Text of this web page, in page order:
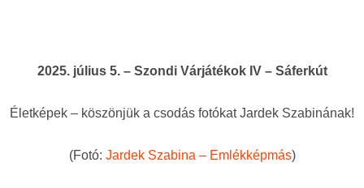
2025. július 5. – Szondi Várjátékok IV – Sáferkút
Életképek – köszönjük a csodás fotókat Jardek Szabinának!
(Fotó: Jardek Szabina – Emlékképmás)